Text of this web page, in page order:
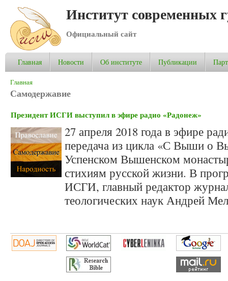
Институт современных
Официальный сайт
Главная Новости Об институте Публикации
Вы здесь
Главная
Самодержавие
Президент ИСГИ выступил в эфире радио «Радонеж»
27 апреля 2018 года в эфире
передача из цикла «С Выши о
Успенском Вышенском
стихиям русской жизни. В
ИСГИ, главный редактор
теологических наук Андрей